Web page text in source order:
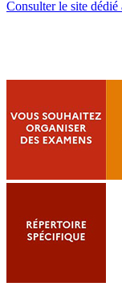
Consulter le site dédié